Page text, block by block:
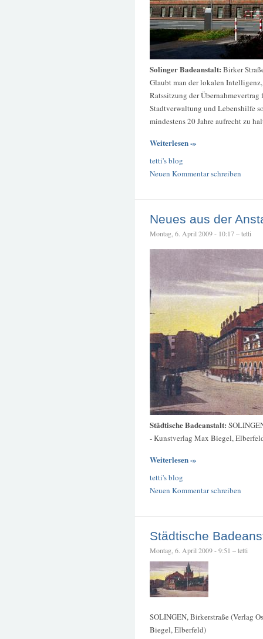
Solinger Badeanstalt: Birker
Glaubt man der lokalen
Ratssitzung der
Stadtverwaltung und Lebenshilfe
mindestens 20 Jahre aufrecht zu
Weiterlesen -»
tetti's blog
Neuen Kommentar schreiben
Neues aus der
Montag, 6. April 2009 - 10:17 – tetti
Städtische Badeanstalt:
- Kunstverlag Max Biegel,
Weiterlesen -»
tetti's blog
Neuen Kommentar schreiben
Städtische
Montag, 6. April 2009 - 9:51 – tetti
SOLINGEN, Birkerstraße (Verlag
Biegel, Elberfeld)